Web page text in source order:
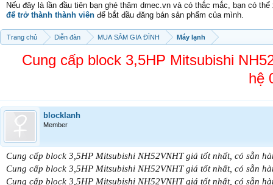
Nếu đây là lần đầu tiên bạn ghé thăm dmec.vn và có thắc mắc, bạn có
để trở thành thành viên để bắt đầu đăng bán sản phẩm của mình.
Trang chủ Diễn đàn MUA SẮM GIA ĐÌNH Máy lạnh
Cung cấp block 3,5HP Mitsubishi
hệ
blocklanh
Member
Cung cấp block 3,5HP Mitsubishi NH52VNHT giá tốt nhất, có sẵn
Cung cấp block 3,5HP Mitsubishi NH52VNHT giá tốt nhất, có sẵn
Cung cấp block 3,5HP Mitsubishi NH52VNHT giá tốt nhất, có sẵn